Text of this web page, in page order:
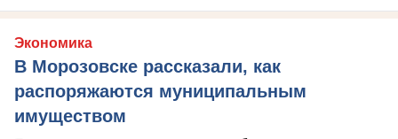
Экономика
В Морозовске рассказали, как
распоряжаются муниципальным
имуществом